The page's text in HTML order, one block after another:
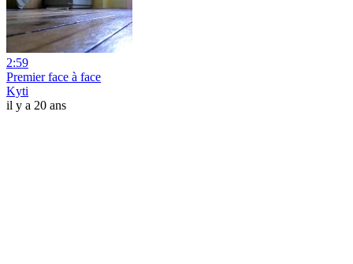
2:59
Premier face à face
Kyti
il y a 20 ans